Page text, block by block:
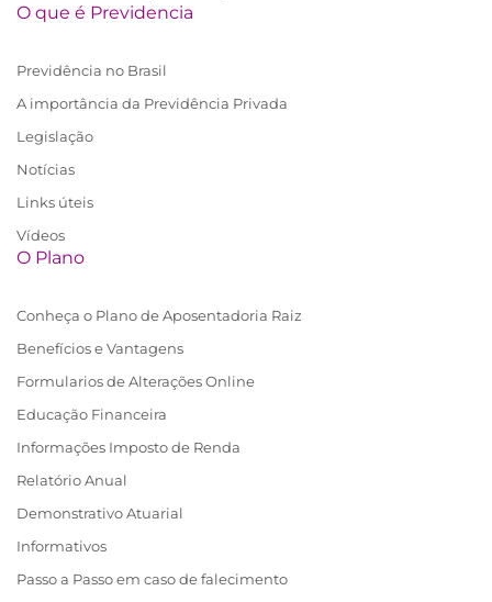
O que é Previdencia
Previdência no Brasil
A importância da Previdência Privada
Legislação
Notícias
Links úteis
Vídeos
O Plano
Conheça o Plano de Aposentadoria Raiz
Benefícios e Vantagens
Formularios de Alterações Online
Educação Financeira
Informações Imposto de Renda
Relatório Anual
Demonstrativo Atuarial
Informativos
Passo a Passo em caso de falecimento